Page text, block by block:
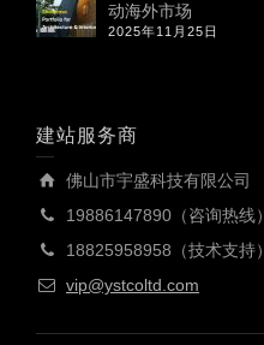
动海外市场
2025年11月25日
建站服务商
佛山市宇盛科技有限公司
19886147890（咨询热线）
18825958958（技术支持）
vip@ystcoltd.com